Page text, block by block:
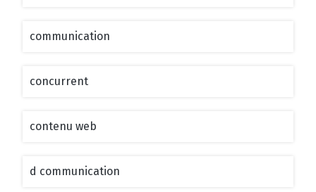
communication
concurrent
contenu web
d communication